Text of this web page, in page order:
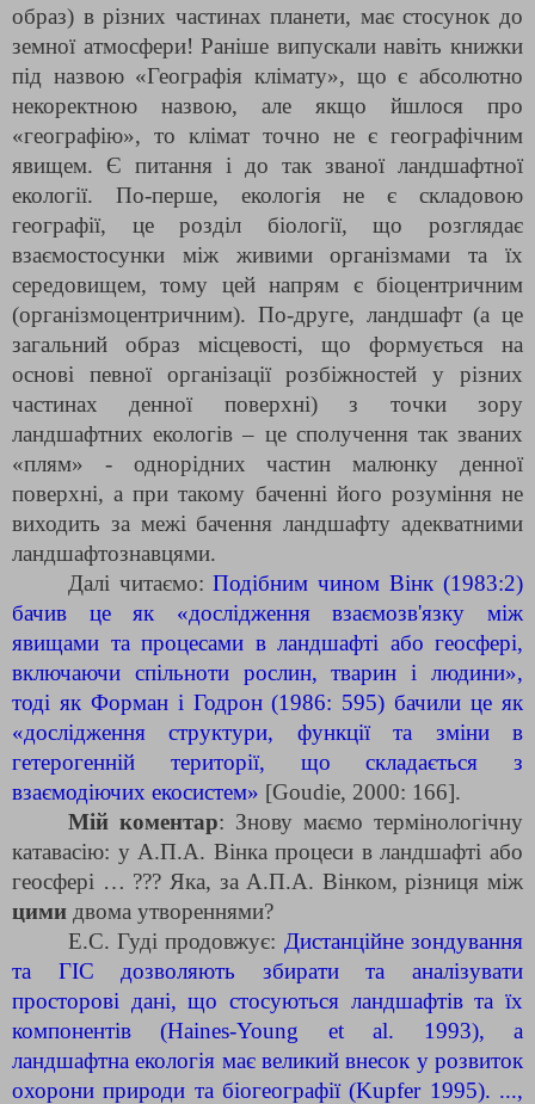
образ) в різних частинах планети, має стосунок до
земної атмосфери! Раніше випускали навіть книжки
під назвою «Географія клімату», що є абсолютно
некоректною назвою, але якщо йшлося про
«географію», то клімат точно не є географічним
явищем. Є питання і до так званої ландшафтної
екології. По-перше, екологія не є складовою
географії, це розділ біології, що розглядає
взаємостосунки між живими організмами та їх
середовищем, тому цей напрям є біоцентричним
(організмоцентричним). По-друге, ландшафт (а це
загальний образ місцевості, що формується на
основі певної організації розбіжностей у різних
частинах денної поверхні) з точки зору
ландшафтних екологів – це сполучення так званих
«плям» - однорідних частин малюнку денної
поверхні, а при такому баченні його розуміння не
виходить за межі бачення ландшафту адекватними
ландшафтознавцями.
Далі читаємо:Подібним чином Вінк (1983:2)
бачив це як «дослідження взаємозв'язку між
явищами та процесами в ландшафті або геосфері,
включаючи спільноти рослин, тварин і людини»,
тоді як Форман і Годрон (1986: 595) бачили це як
«дослідження структури, функції та зміни в
гетерогенній території, що складається з
взаємодіючих екосистем» [Goudie, 2000: 166].
Мій коментар: Знову маємо термінологічну
катавасію: у А.П.А. Вінка процеси в ландшафті або
геосфері … ??? Яка, за А.П.А. Вінком, різниця між
цими двома утвореннями?
Е.С. Гуді продовжує: Дистанційне зондування
та ГІС дозволяють збирати та аналізувати
просторові дані, що стосуються ландшафтів та їх
компонентів (Haines-Young et al. 1993), а
ландшафтна екологія має великий внесок у розвиток
охорони природи та біогеографії (Kupfer 1995). ...,